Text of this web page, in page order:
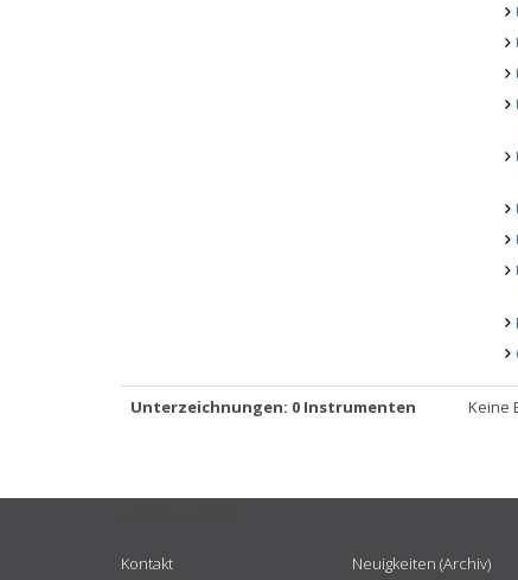
Unterzeichnungen: 0 Instrumenten Keine
Kontakt Neuigkeiten (Archiv)